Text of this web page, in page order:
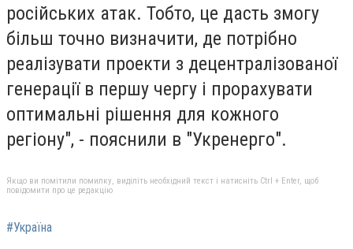
російських атак. Тобто, це дасть змогу
більш точно визначити, де потрібно
реалізувати проекти з децентралізованої
генерації в першу чергу і прорахувати
оптимальні рішення для кожного
регіону", - пояснили в "Укренерго".
Якщо ви помітили помилку, виділіть необхідний текст і натисніть Ctrl + Enter, щоб
повідомити про це редакцію
#Україна